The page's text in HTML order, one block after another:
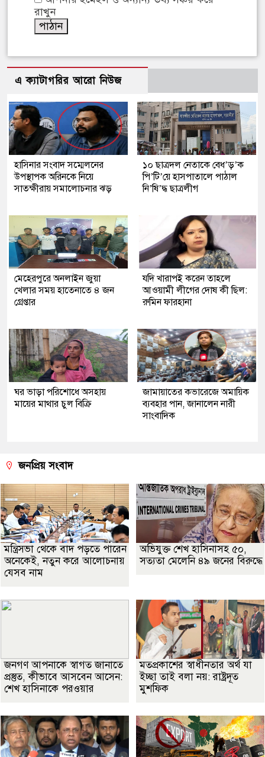
রাখুন
এ ক্যাটাগরির আরো নিউজ
হাসিনার সংবাদ সম্মেলনের
উপস্থাপক অরিনকে নিয়ে
সাতক্ষীরায় সমালোচনার ঝড়
১০ ছাত্রদল নেতাকে বেধ’ড়’ক
পি’টি’য়ে হাসপাতালে পাঠাল
নি’ষি’দ্ধ ছাত্রলীগ
মেহেরপুরে অনলাইন জুয়া
খেলার সময় হাতেনাতে ৪ জন
গ্রেপ্তার
যদি খারাপই করেন তাহলে
আওয়ামী লীগের দোষ কী ছিল:
রুমিন ফারহানা
ঘর ভাড়া পরিশোধে অসহায়
মায়ের মাথার চুল বিক্রি
জামায়াতের কভারেজে অমায়িক
ব্যবহার পান, জানালেন নারী
সাংবাদিক
জনপ্রিয় সংবাদ
মন্ত্রিসভা থেকে বাদ পড়তে পারেন
অনেকেই, নতুন করে আলোচনায়
যেসব নাম
অভিযুক্ত শেখ হাসিনাসহ ৫০,
সত্যতা মেলেনি ৪৯ জনের বিরুদ্ধে
জনগণ আপনাকে স্বাগত জানাতে
প্রস্তুত, কীভাবে আসবেন আসেন:
শেখ হাসিনাকে পরওয়ার
মতপ্রকাশের স্বাধীনতার অর্থ যা
ইচ্ছা তাই বলা নয়: রাষ্ট্রদূত
মুশফিক